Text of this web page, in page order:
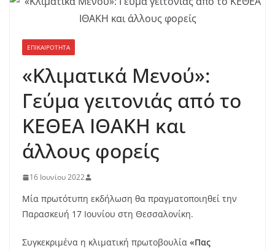
ΕΠΙΚΑΙΡΟΤΗΤΑ
«Κλιματικά Μενού»:
Γεύμα γειτονιάς από το
ΚΕΘΕΑ ΙΘΑΚΗ και
άλλους φορείς
16 Ιουνίου 2022
Mία πρωτότυπη εκδήλωση θα πραγματοποιηθεί την
Παρασκευή 17 Ιουνίου στη Θεσσαλονίκη.
Συγκεκριμένα η κλιματική πρωτοβουλία «Πας